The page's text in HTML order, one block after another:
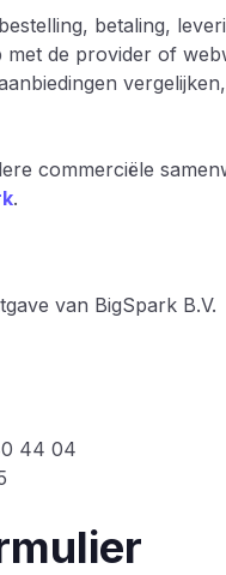
betaling,
de provider of
commerciële
.
van BigSpark B.V.
44 04